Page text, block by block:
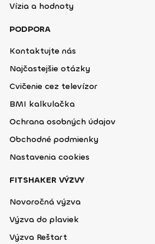
Vízia a hodnoty
PODPORA
Kontaktujte nás
Najčastejšie otázky
Cvičenie cez televízor
BMI kalkulačka
Ochrana osobných údajov
Obchodné podmienky
Nastavenia cookies
FITSHAKER VÝZVY
Novoročná výzva
Výzva do plaviek
Výzva Reštart